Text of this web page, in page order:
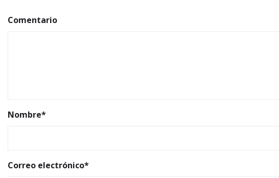
Comentario
Nombre*
Correo electrónico*